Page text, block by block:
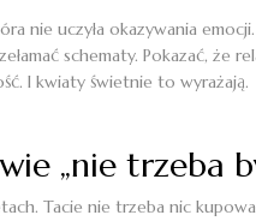
nie uczyła okazywania
schematy. Pokazać, że
I kwiaty świetnie to wyrażają.
„nie trzeba
Tacie nie trzeba nic